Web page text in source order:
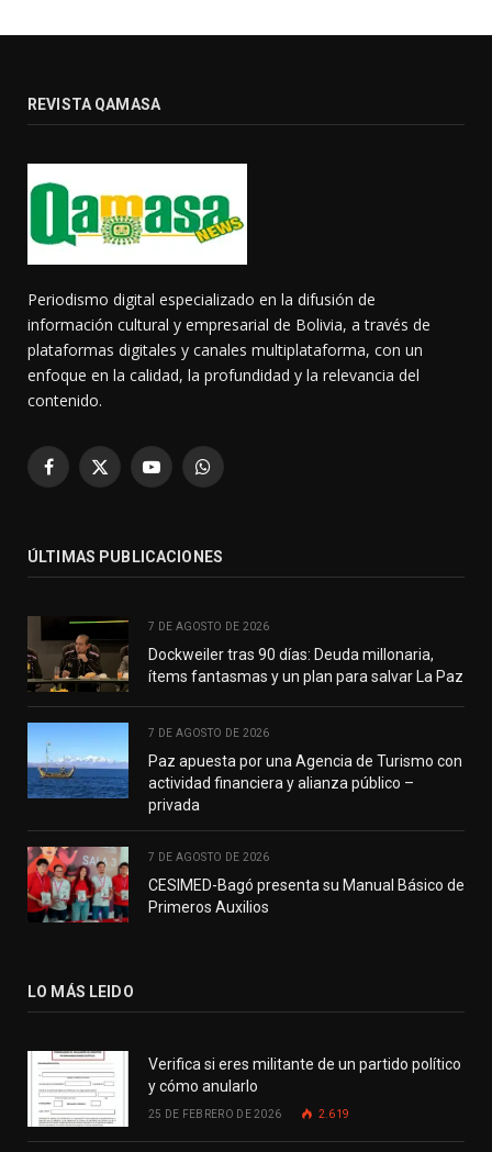
REVISTA QAMASA
Periodismo digital especializado en la difusión de
información cultural y empresarial de Bolivia, a través de
plataformas digitales y canales multiplataforma, con un
enfoque en la calidad, la profundidad y la relevancia del
contenido.
Facebook
X
YouTubeWhatsApp
ÚLTIMAS PUBLICACIONES
7 DE AGOSTO DE 2026
Dockweiler tras 90 días: Deuda millonaria,
ítems fantasmas y un plan para salvar La Paz
7 DE AGOSTO DE 2026
Paz apuesta por una Agencia de Turismo con
actividad financiera y alianza público –
privada
7 DE AGOSTO DE 2026
CESIMED-Bagó presenta su Manual Básico de
Primeros Auxilios
LO MÁS LEIDO
Verifica si eres militante de un partido político
y cómo anularlo
25 DE FEBRERO DE 2026 2.619